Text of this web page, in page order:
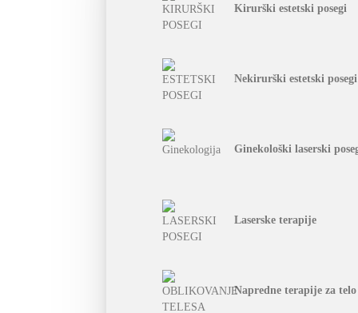
Kirurški estetski posegi
Nekirurški estetski posegi
Ginekološki laserski
Laserske terapije
Napredne terapije za telo